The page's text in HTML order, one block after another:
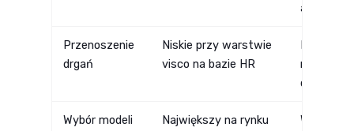
Przenoszenie
drgań
Niskie przy warstwie
visco na bazie HR
nie
drgań
Wybór modeli
Największy na rynku
Węższy,